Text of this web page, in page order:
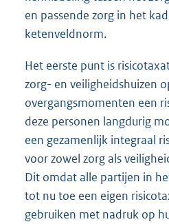
en passende zorg in het
ketenveldnorm.
Het eerste punt is
zorg- en veiligheidshuizen
overgangsmomenten een
deze personen langdurig
een gezamenlijk integraal
voor zowel zorg als
Dit omdat alle partijen in
tot nu toe een eigen
gebruiken met nadruk op